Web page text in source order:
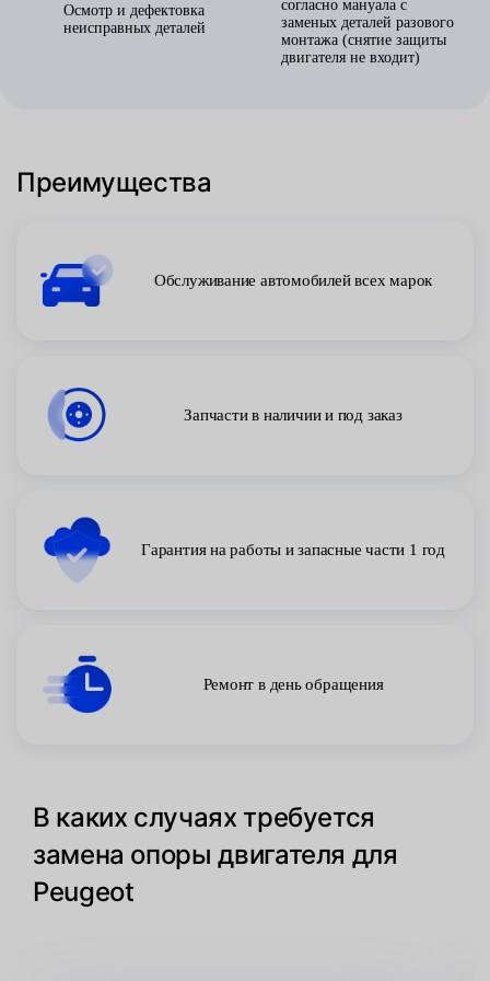
Осмотр и дефектовка
неисправных деталей
согласно мануала с
заменых деталей разового
монтажа (снятие защиты
двигателя не входит)
Преимущества
Обслуживание автомобилей всех марок
Запчасти в наличии и под заказ
Гарантия на работы и запасные части 1 год
Ремонт в день обращения
В каких случаях требуется
замена опоры двигателя для
Peugeot